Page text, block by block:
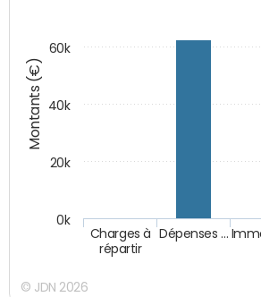
Montants (€)
Charges à
répartir
Dépenses …
0k
20k
40k
60k
© JDN 2026